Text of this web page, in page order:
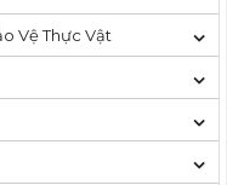
Vệ Thực Vật